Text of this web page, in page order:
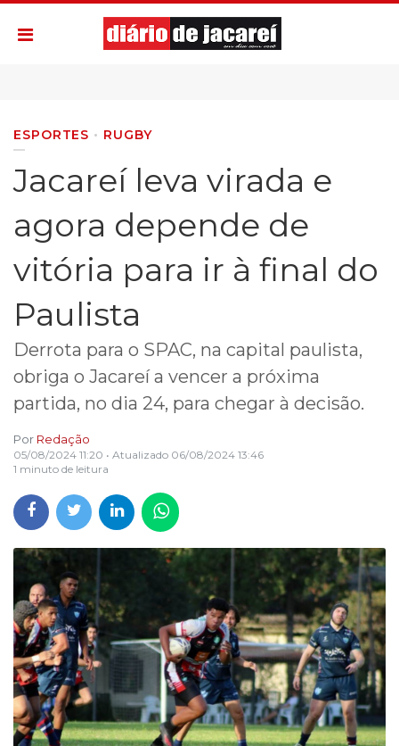
ESPORTES RUGBY
Jacareí leva virada e
agora depende de
vitória para ir à final do
Paulista
Derrota para o SPAC, na capital paulista,
obriga o Jacareí a vencer a próxima
partida, no dia 24, para chegar à decisão.
Por Redação
05/08/2024 11:20 • Atualizado 06/08/2024 13:46
1 minuto de leitura